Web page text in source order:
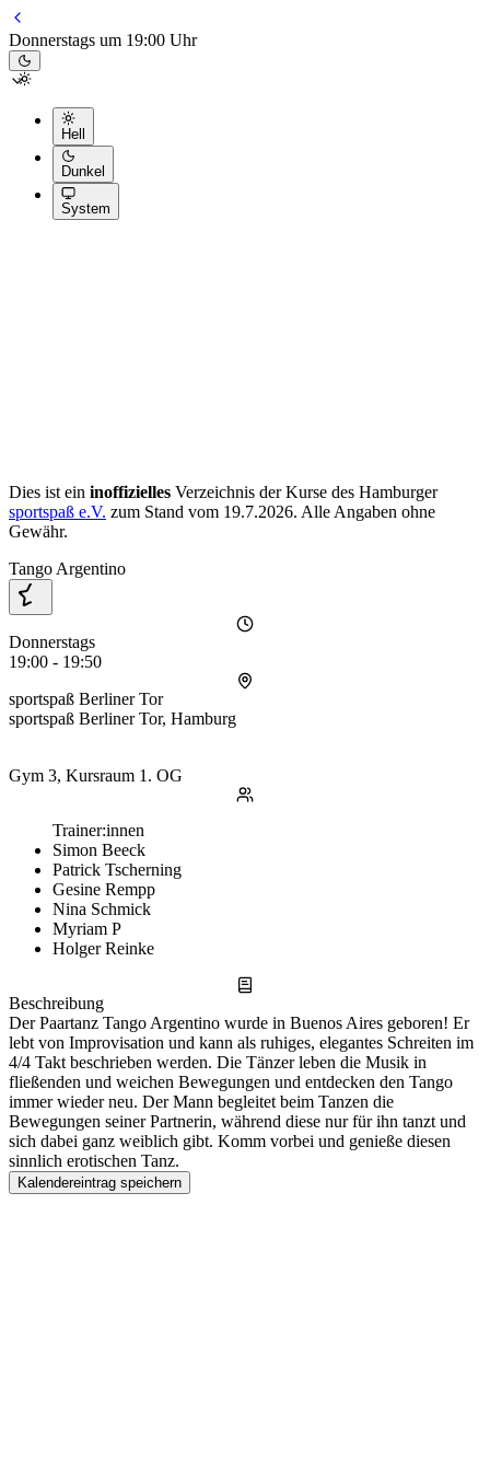
Donnerstags um 19:00 Uhr
Hell
Dunkel
System
Dies ist ein inoffizielles Verzeichnis der Kurse des Hamburger
sportspaß e.V. zum Stand vom 19.7.2026. Alle Angaben ohne
Gewähr.
Tango Argentino
Donnerstags
19:00 - 19:50
sportspaß Berliner Tor
sportspaß Berliner Tor, Hamburg
Gym 3, Kursraum 1. OG
Trainer:innen
Simon Beeck
Patrick Tscherning
Gesine Rempp
Nina Schmick
Myriam P
Holger Reinke
Beschreibung
Der Paartanz Tango Argentino wurde in Buenos Aires geboren! Er
lebt von Improvisation und kann als ruhiges, elegantes Schreiten im
4/4 Takt beschrieben werden. Die Tänzer leben die Musik in
fließenden und weichen Bewegungen und entdecken den Tango
immer wieder neu. Der Mann begleitet beim Tanzen die
Bewegungen seiner Partnerin, während diese nur für ihn tanzt und
sich dabei ganz weiblich gibt. Komm vorbei und genieße diesen
sinnlich erotischen Tanz.
Kalendereintrag speichern